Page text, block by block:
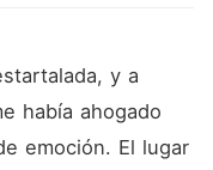
se ven interrumpidos
los enigmáticos y
cautivadores gemelos
Sophia no podía
y a
había ahogado
emoción. El lugar